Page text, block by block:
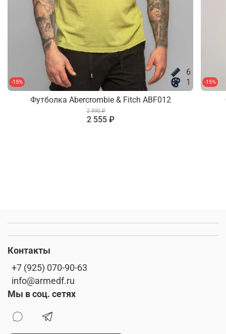
-15%
6
1
Футболка Abercrombie & Fitch ABF012
2 990 ₽
2 555 ₽
-15%
Контакты
+7 (925) 070-90-63
info@armedf.ru
Мы в соц. сетях